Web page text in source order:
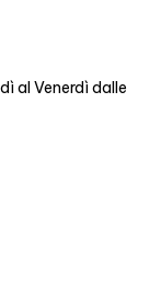
al Venerdì dalle